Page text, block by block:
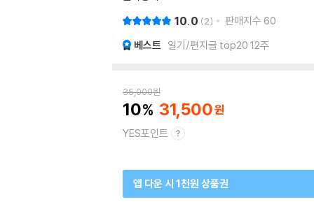
10.0 2 판매지수 60
베스트 일기/편지글 top20 12주
35,000원
10 31,500
YES포인트
앱 다운 시 1천원 상품권